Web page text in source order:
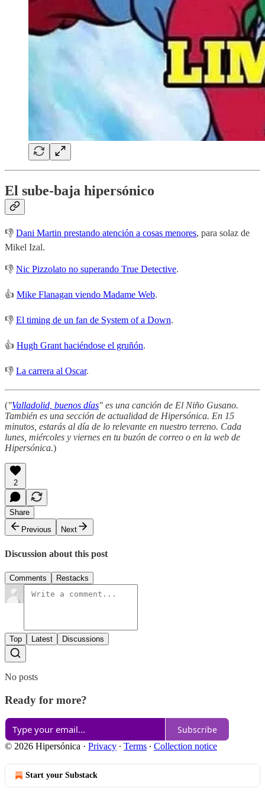
El sube-baja hipersónico
👎 Dani Martin prestando atención a cosas menores, para solaz de
Mikel Izal.
👎 Nic Pizzolato no superando True Detective.
👍 Mike Flanagan viendo Madame Web.
👎 El timing de un fan de System of a Down.
👍 Hugh Grant haciéndose el gruñón.
👎 La carrera al Oscar.
("Valladolid, buenos días" es una canción de El Niño Gusano.
También es una sección de actualidad de Hipersónica. En 15
minutos, estarás al día de lo relevante en nuestro terreno. Cada
lunes, miércoles y viernes en tu buzón de correo o en la web de
Hipersónica.)
2
Share
Previous
Next
Discussion about this post
Comments Restacks
Top Latest Discussions
No posts
Ready for more?
Subscribe
© 2026 Hipersónica · Privacy ∙ Terms ∙ Collection notice
Start your Substack